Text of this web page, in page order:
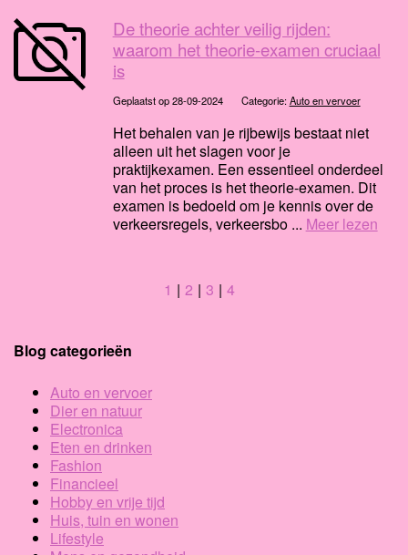
De theorie achter veilig rijden:
waarom het theorie-examen cruciaal
is
Geplaatst op 28-09-2024 Categorie:Auto en vervoer
Het behalen van je rijbewijs bestaat niet
alleen uit het slagen voor je
praktijkexamen. Een essentieel onderdeel
van het proces is het theorie-examen. Dit
examen is bedoeld om je kennis over de
verkeersregels, verkeersbo ... Meer lezen
1 2 3 4
Blog categorieën
Auto en vervoer
Dier en natuur
Electronica
Eten en drinken
Fashion
Financieel
Hobby en vrije tijd
Huis, tuin en wonen
Lifestyle